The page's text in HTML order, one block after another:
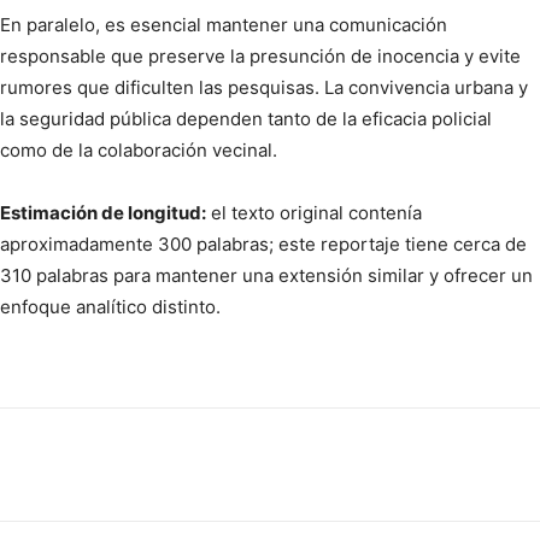
En paralelo, es esencial mantener una comunicación
responsable que preserve la presunción de inocencia y evite
rumores que dificulten las pesquisas. La convivencia urbana y
la seguridad pública dependen tanto de la eficacia policial
como de la colaboración vecinal.
Estimación de longitud: el texto original contenía
aproximadamente 300 palabras; este reportaje tiene cerca de
310 palabras para mantener una extensión similar y ofrecer un
enfoque analítico distinto.